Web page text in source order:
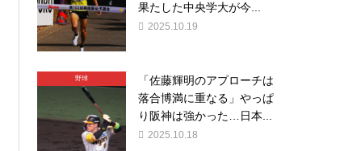
果たした中央学大が今...
2025.10.19
野球
「佐藤輝明のアプローチは
落合博満に重なる」やっぱ
り阪神は強かった…日本...
2025.10.18